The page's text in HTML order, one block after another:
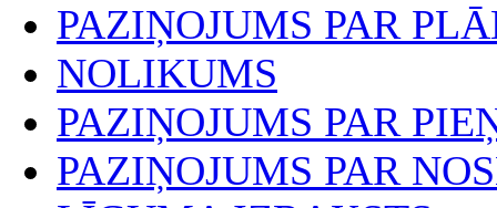
PAZIŅOJUMS PAR
NOLIKUMS
PAZIŅOJUMS PAR
PAZIŅOJUMS PAR